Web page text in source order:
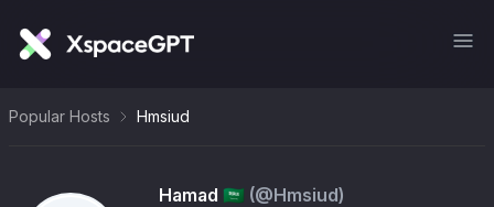
Popular Hosts Hmsiud
Hamad 🇸🇦 (@Hmsiud)